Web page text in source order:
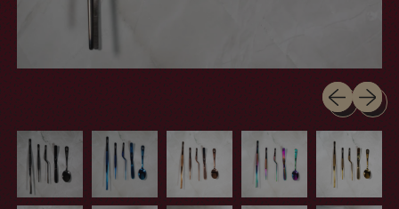
Previous
Next